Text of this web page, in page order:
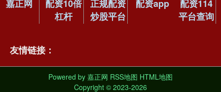
嘉正网
配资10倍
杠杆
正规配资
炒股平台
配资app
配资114
平台查询
友情链接：
Powered by 嘉正网 RSS地图 HTML地图
Copyright © 2023-2026